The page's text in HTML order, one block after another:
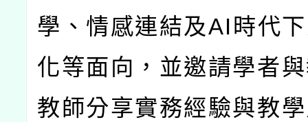
學、情感連結及AI 時代
化等面向，並邀請學者
教師分享實務經驗與教